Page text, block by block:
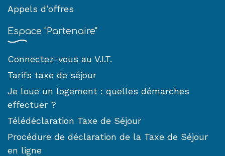
Appels d’offres
Espace "Partenaire"
Connectez-vous au V.I.T.
Tarifs taxe de séjour
Je loue un logement : quelles démarches
effectuer ?
Télédéclaration Taxe de Séjour
Procédure de déclaration de la Taxe de Séjour
en ligne